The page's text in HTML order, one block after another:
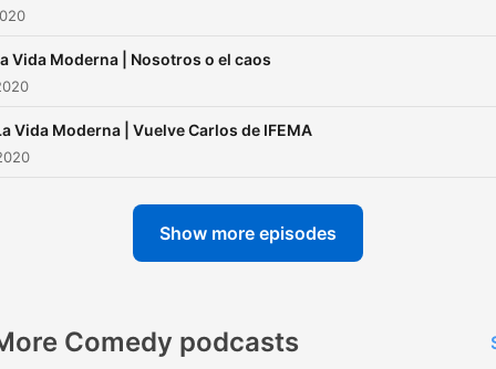
Vida Moderna | Nosotros o el caos
Vida Moderna | Vuelve Carlos de IFEMA
Show more episodes
Comedy podcasts